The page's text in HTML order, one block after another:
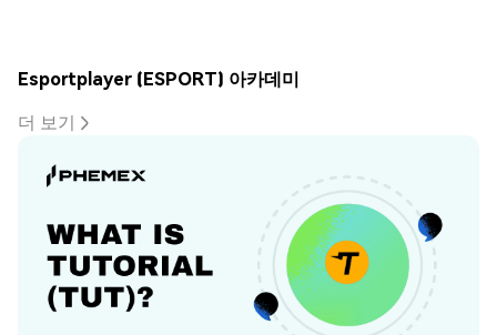
Esportplayer (ESPORT) 아카데미
더 보기